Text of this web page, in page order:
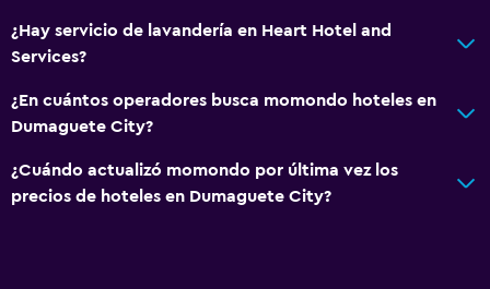
Terraza
Habitación
Zona de trabajo
¿Hay servicio de lavandería en Heart Hotel and
Services?
¿En cuántos operadores busca momondo hoteles en
Dumaguete City?
¿Cuándo actualizó momondo por última vez los
precios de hoteles en Dumaguete City?